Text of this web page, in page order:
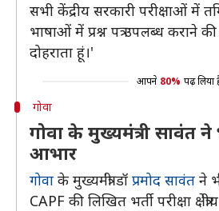
सभी केंद्रीय सरकारी परीक्षाओं में
भाषाओं में प्रश्न पत्र उपलब्ध कराने
दोहराता हूं।'
आपने 80% पढ़ लिया
गोवा
गोवा के मुख्यमंत्री सावंत ने
आभार
गोवा के मुख्यमंत्री डॉ प्रमोद सावंत ने
CAPF की लिखित भर्ती परीक्षा